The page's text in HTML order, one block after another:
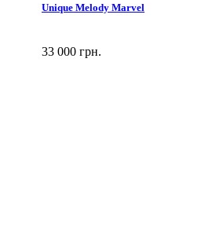
Unique Melody Marvel
33 000 грн.